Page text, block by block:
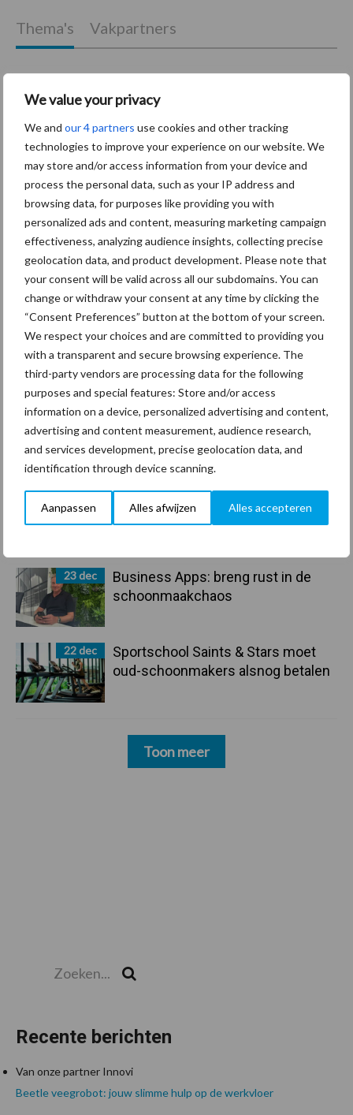
We value your privacy
We and our 4 partners use cookies and other tracking
technologies to improve your experience on our website. We
may store and/or access information from your device and
process the personal data, such as your IP address and
browsing data, for purposes like providing you with
personalized ads and content, measuring marketing campaign
effectiveness, analyzing audience insights, collecting precise
geolocation data, and product development. Please note that
your consent will be valid across all our subdomains. You can
change or withdraw your consent at any time by clicking the
“Consent Preferences” button at the bottom of your screen.
We respect your choices and are committed to providing you
with a transparent and secure browsing experience. The
third-party vendors are processing data for the following
purposes and special features: Store and/or access
information on a device, personalized advertising and content,
advertising and content measurement, audience research,
and services development, precise geolocation data, and
identification through device scanning.
Aanpassen Alles afwijzen Alles accepteren
Primaire
Sidebar
Recent nieuws Partner nieuws
30 dec
Hervorming flexibele
arbeidscontracten kent mitsen en
maren
29 dec
Freddy van de Ridder Cleaners:
“Glazenwassen zit in m’n bloed,
maar innoveren is mijn toekomst”
Friendship Sports Centre maakt
vrienden voor het leven
23 dec
Business Apps: breng rust in de
schoonmaakchaos
22 dec
Sportschool Saints & Stars moet
oud-schoonmakers alsnog betalen
Toon meer
Recente berichten
Van onze partner Innovi
Beetle veegrobot: jouw slimme hulp op de werkvloer
Thema's Vakpartners
Coronavirus UVC
Toon meer